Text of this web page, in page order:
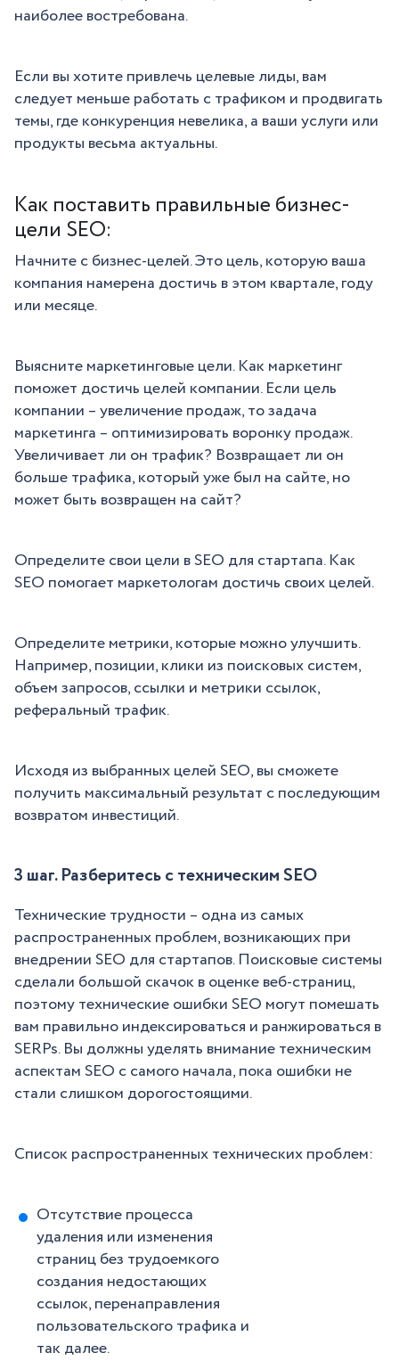
наиболее востребована.
Если вы хотите привлечь целевые лиды, вам
следует меньше работать с трафиком и продвигать
темы, где конкуренция невелика, а ваши услуги или
продукты весьма актуальны.
Как поставить правильные бизнес-
цели SEO:
Начните с бизнес-целей. Это цель, которую ваша
компания намерена достичь в этом квартале, году
или месяце.
Выясните маркетинговые цели. Как маркетинг
поможет достичь целей компании. Если цель
компании – увеличение продаж, то задача
маркетинга – оптимизировать воронку продаж.
Увеличивает ли он трафик? Возвращает ли он
больше трафика, который уже был на сайте, но
может быть возвращен на сайт?
Определите свои цели в SEO для стартапа. Как
SEO помогает маркетологам достичь своих целей.
Определите метрики, которые можно улучшить.
Например, позиции, клики из поисковых систем,
объем запросов, ссылки и метрики ссылок,
реферальный трафик.
Исходя из выбранных целей SEO, вы сможете
получить максимальный результат с последующим
возвратом инвестиций.
3 шаг. Разберитесь с техническим SEO
Технические трудности – одна из самых
распространенных проблем, возникающих при
внедрении SEO для стартапов. Поисковые системы
сделали большой скачок в оценке веб-страниц,
поэтому технические ошибки SEO могут помешать
вам правильно индексироваться и ранжироваться в
SERPs. Вы должны уделять внимание техническим
аспектам SEO с самого начала, пока ошибки не
стали слишком дорогостоящими.
Список распространенных технических проблем:
Отсутствие процесса
удаления или изменения
страниц без трудоемкого
создания недостающих
ссылок, перенаправления
пользовательского трафика и
так далее.